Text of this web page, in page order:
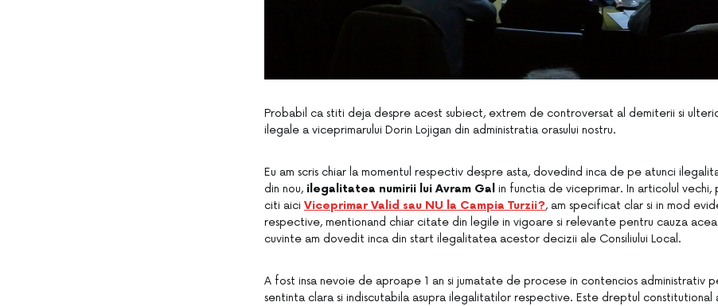
Probabil ca stiti deja despre acest subiect, extrem de controversat al demiterii si
ilegale a viceprimarului Dorin Lojigan din administratia orasului nostru.
Eu am scris chiar la momentul respectiv despre asta, dovedind inca de pe atunci
din nou, ilegalitatea numirii lui Avram Gal in functia de viceprimar. In articolul
citi aici Viceprimar Valid sau NU la Campia Turzii?, am specificat clar si in mod
respective, mentionand chiar citate din legile in vigoare si relevante pentru cauza
cuvinte am dovedit inca din start ilegalitatea acestor decizii ale Consiliului Local.
A fost insa nevoie de aproape 1 an si jumatate de procese in contencios administrativ
sentinta clara si indiscutabila asupra ilegalitatilor respective. Este dreptul constitutional